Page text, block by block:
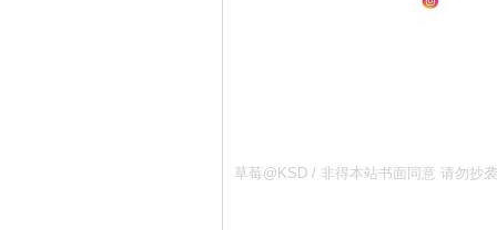
草莓@KSD / 非得本站书面同意 请勿抄